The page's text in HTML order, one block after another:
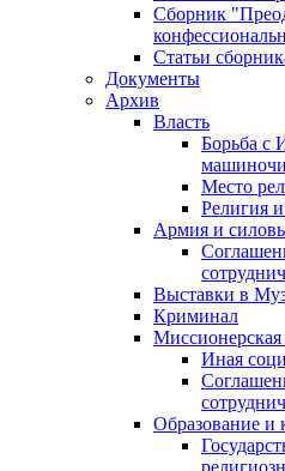
Сборник
Статьи
Документы
Архив
Власть
Борьба с
Место
Религия
Армия и
Выставки в
Криминал
Миссионерская
Иная
Образование и